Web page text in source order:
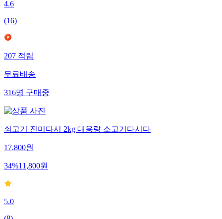
4.6
(16)
207적립
무료배송
316명구매중
쇠고기 진미다시 2kg 대용량 소고기다시다
17,800원
34%11,800원
5.0